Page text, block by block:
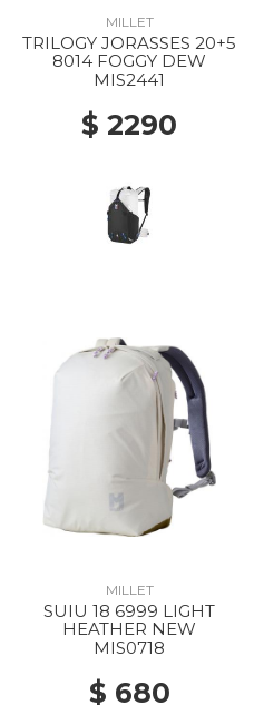
MILLET
TRILOGY JORASSES 20+5
8014 FOGGY DEW
MIS2441
$ 2290
MILLET
SUIU 18 6999 LIGHT
HEATHER NEW
MIS0718
$ 680